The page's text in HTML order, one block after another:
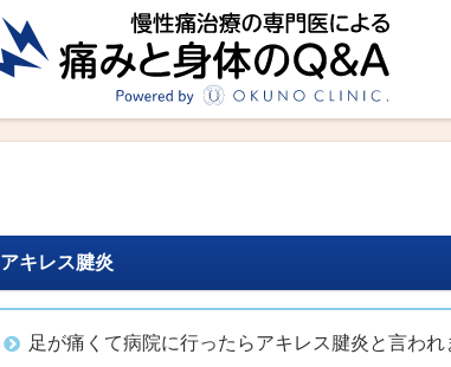
アキレス腱炎
足が痛くて病院に行ったらアキレス腱炎と言われ